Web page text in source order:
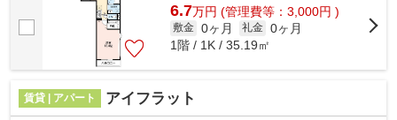
6.7万円 (管理費等：3,000円 )
敷金 0ヶ月 礼金 0ヶ月
1階 / 1K / 35.19㎡
賃貸 | アパート アイフラット